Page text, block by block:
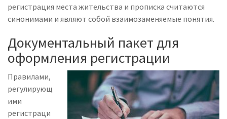
регистрация места жительства и прописка считаются
синонимами и являют собой взаимозаменяемые понятия.
Документальный пакет для
оформления регистрации
Правилами,
регулирующ
ими
регистраци